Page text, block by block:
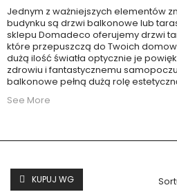
Jednym z ważniejszych elementów
budynku są drzwi balkonowe lub
sklepu Domadeco oferujemy drzwi
które przepuszczą do Twoich
dużą ilość światła optycznie je
zdrowiu i fantastycznemu
balkonowe pełną dużą rolę
See More
KUPUJ WG